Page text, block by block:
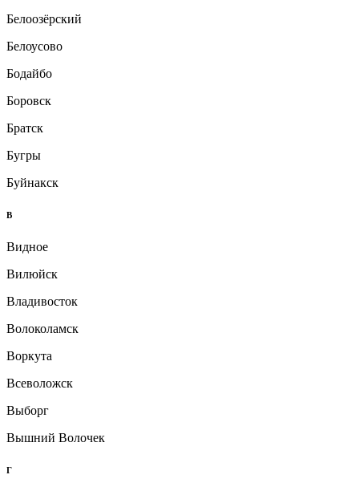
Белоозёрский
Белоусово
Бодайбо
Боровск
Братск
Бугры
Буйнакск
В
Видное
Вилюйск
Владивосток
Волоколамск
Воркута
Всеволожск
Выборг
Вышний Волочек
Г